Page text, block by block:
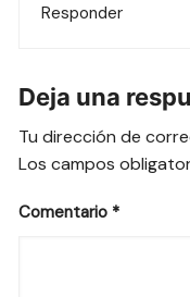
Responder
Deja una
Tu dirección de
Los campos
Comentario *